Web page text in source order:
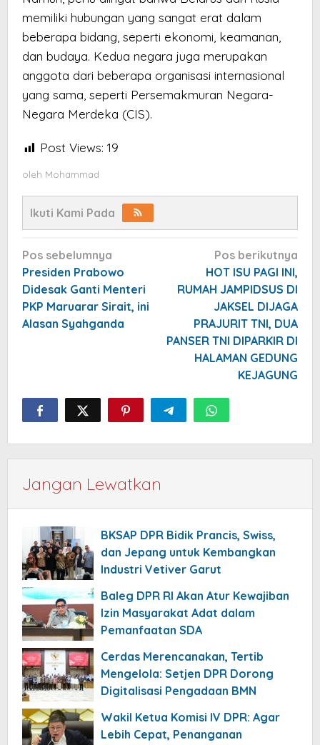
memiliki hubungan yang sangat erat dalam
beberapa bidang, seperti ekonomi, keamanan,
dan budaya. Kedua negara juga merupakan
anggota dari beberapa organisasi internasional
yang sama, seperti Persemakmuran Negara-
Negara Merdeka (CIS).
Post Views: 19
oleh Mohammad
Ikuti Kami Pada
Navigasi
pos
Pos sebelumnya
Presiden Prabowo
Didesak Ganti Menteri
PKP Maruarar Sirait, ini
Alasan Syahganda
Pos berikutnya
HOT ISU PAGI INI,
RUMAH JAMPIDSUS DI
JAKSEL DIJAGA
PRAJURIT TNI, DUA
PANSER TNI DIPARKIR DI
HALAMAN GEDUNG
KEJAGUNG
Jangan Lewatkan
BKSAP DPR Bidik Prancis, Swiss,
dan Jepang untuk Kembangkan
Industri Vetiver Garut
Baleg DPR RI Akan Atur Kewajiban
Izin Masyarakat Adat dalam
Pemanfaatan SDA
Cerdas Merencanakan, Tertib
Mengelola: Setjen DPR Dorong
Digitalisasi Pengadaan BMN
Wakil Ketua Komisi IV DPR: Agar
Lebih Cepat, Penanganan